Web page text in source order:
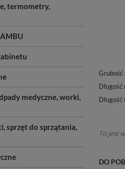
termometry,
medyczne, worki,
sprzęt do sprzątania,
Grubość
Długość
Długość
To jest
DO